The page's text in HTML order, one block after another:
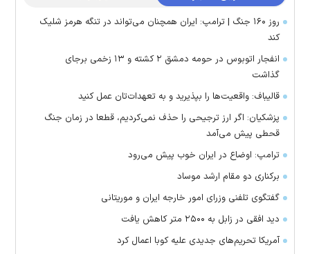
روز ۱۶۰ جنگ | ترامپ: ایران همچنان می‌تواند در تنگه هرمز شلیک
کند
انفجار اتوبوس در حومه دمشق ۲ کشته و ۱۳ زخمی برجای
گذاشت
قالیباف: واقعیت‌ها را بپذیرید و به تعهدات‌تان عمل کنید
پزشکیان: اگر ارز ترجیحی را حذف نمی‌کردیم، قطعا در زمان جنگ
قحطی پیش می‌آمد
ترامپ: اوضاع در ایران خوب پیش می‌رود
برکناری دو مقام ارشد موساد
گفتگوی تلفنی وزرای امور خارجه ایران و موریتانی
دید افقی در زابل به ۲۵۰۰ متر کاهش یافت
آمریکا تحریم‌های جدیدی علیه کوبا اعمال کرد